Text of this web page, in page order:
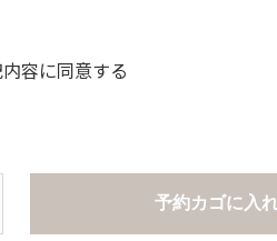
容に同意する
予約カゴに入